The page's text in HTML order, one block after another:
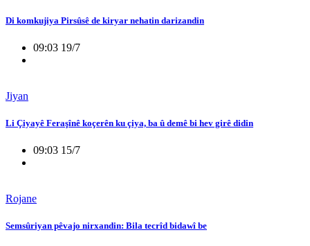
Di komkujiya Pirsûsê de kiryar nehatin darizandin
09:03 19/7
Jiyan
Li Çiyayê Feraşînê koçerên ku çiya, ba û demê bi hev girê didin
09:03 15/7
Rojane
Semsûriyan pêvajo nirxandin: Bila tecrîd bidawî be